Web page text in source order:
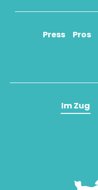
Press Pros
Im Zug